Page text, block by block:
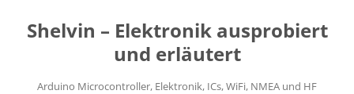
springen
Shelvin – Elektronik ausprobiert
und erläutert
Arduino Microcontroller, Elektronik, ICs, WiFi, NMEA und HF